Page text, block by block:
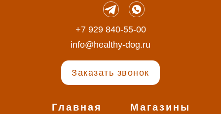
Заказать звонок
+7 929 840-55-00
info@healthy-dog.ru
Главная
Магазины